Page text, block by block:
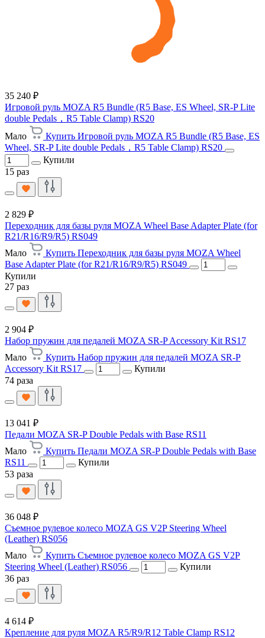
35 240 ₽
Игровой руль MOZA R5 Bundle (R5 Base, ES Wheel, SR-P Lite
double Pedals，R5 Table Clamp) RS20
Мало
Купить Игровой руль MOZA R5 Bundle (R5 Base, ES
Wheel, SR-P Lite double Pedals，R5 Table Clamp) RS20
Купили
15 раз
2 829 ₽
Переходник для базы руля MOZA Wheel Base Adapter Plate (for
R21/R16/R9/R5) RS049
Мало
Купить Переходник для базы руля MOZA Wheel
Base Adapter Plate (for R21/R16/R9/R5) RS049
Купили
27 раз
2 904 ₽
Набор пружин для педалей MOZA SR-P Accessory Kit RS17
Мало
Купить Набор пружин для педалей MOZA SR-P
Accessory Kit RS17
Купили
74 раза
13 041 ₽
Педали MOZA SR-P Double Pedals with Base RS11
Мало
Купить Педали MOZA SR-P Double Pedals with Base
RS11
Купили
53 раза
36 048 ₽
Съемное рулевое колесо MOZA GS V2P Steering Wheel
(Leather) RS056
Мало
Купить Съемное рулевое колесо MOZA GS V2P
Steering Wheel (Leather) RS056
Купили
36 раз
4 614 ₽
Крепление для руля MOZA R5/R9/R12 Table Clamp RS12